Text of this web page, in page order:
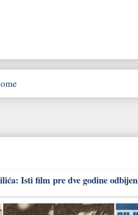
Isti film pre dve godine odbijen